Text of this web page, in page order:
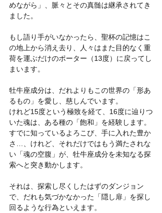
めながら」、脈々とその真髄は継承されてき
ました。
もし語り手がいなかったら、聖杯の記憶はこ
の地上から消え去り、人々はまた目的なく重
荷を運ぶだけのポーター（13度）に戻ってし
まいます。
牡牛座成分は、だれよりもこの世界の「形あ
るもの」を愛し、慈しんでいます。
けれど15度という極致を経て、16度に辿りつ
いた魂は、ある種の「飽和」を経験します。
すでに知っているよろこび、手に入れた豊か
さ…、けれど、それだけではもう満たされな
い「魂の空腹」が、牡牛座成分を未知なる探
索へと突き動かします。
それは、探索し尽くしたはずのダンジョン
で、だれも気づかなかった「隠し扉」を探し
回るような行為といえます。